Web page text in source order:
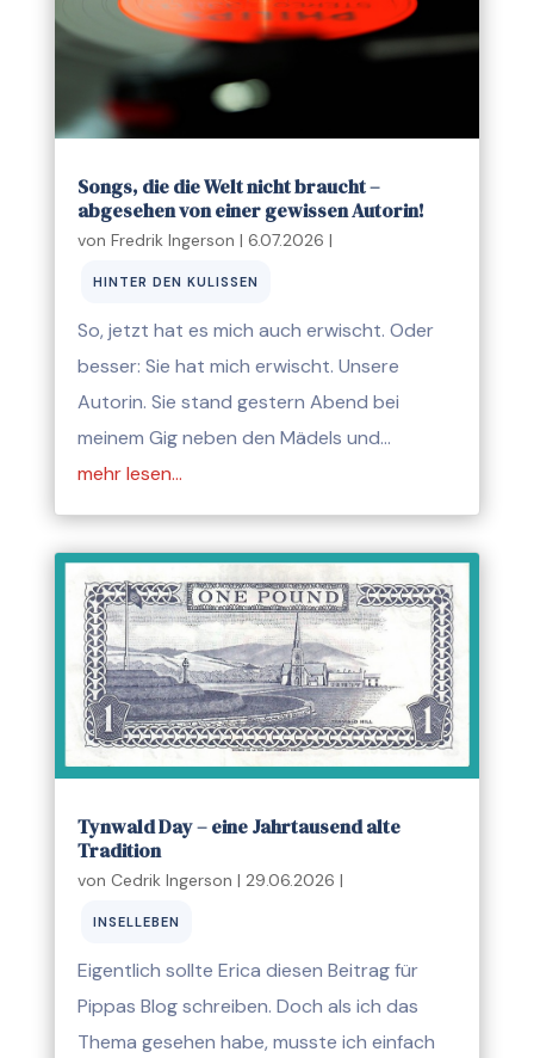
Songs, die die Welt nicht braucht –
abgesehen von einer gewissen Autorin!
von Fredrik Ingerson | 6.07.2026 |
HINTER DEN KULISSEN
So, jetzt hat es mich auch erwischt. Oder
besser: Sie hat mich erwischt. Unsere
Autorin. Sie stand gestern Abend bei
meinem Gig neben den Mädels und…
mehr lesen…
Tynwald Day – eine Jahrtausend alte
Tradition
von Cedrik Ingerson | 29.06.2026 |
INSELLEBEN
Eigentlich sollte Erica diesen Beitrag für
Pippas Blog schreiben. Doch als ich das
Thema gesehen habe, musste ich einfach